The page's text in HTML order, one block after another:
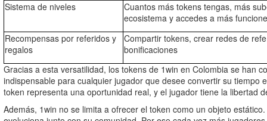
Sistema de niveles
Cuantos más tokens tengas, más
ecosistema y accedes a más
Recompensas por referidos y
regalos
Compartir tokens, crear redes de
bonificaciones
Gracias a esta versatilidad, los tokens de 1win en Colombia se han
indispensable para cualquier jugador que desee convertir su tiempo
token representa una oportunidad real, y el jugador tiene la libertad
Además, 1win no se limita a ofrecer el token como un objeto